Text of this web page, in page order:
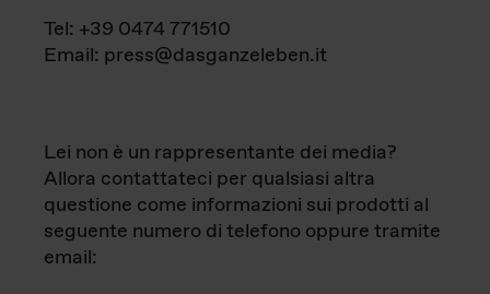
Tel: +39 0474 771510
Email: press@dasganzeleben.it
Lei non è un rappresentante dei media?
Allora contattateci per qualsiasi altra
questione come informazioni sui prodotti al
seguente numero di telefono oppure tramite
email: